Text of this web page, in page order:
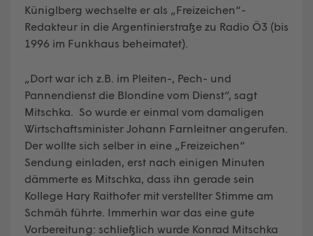
Küniglberg wechselte er als „Freizeichen“-
Redakteur in die Argentinierstraße zu Radio Ö3 (bis
1996 im Funkhaus beheimatet).
„Dort war ich z.B. im Pleiten-, Pech- und
Pannendienst die Blondine vom Dienst“, sagt
Mitschka. So wurde er einmal vom damaligen
Wirtschaftsminister Johann Farnleitner angerufen.
Der wollte sich selber in eine „Freizeichen“
Sendung einladen, erst nach einigen Minuten
dämmerte es Mitschka, dass ihn gerade sein
Kollege Hary Raithofer mit verstellter Stimme am
Schmäh führte. Immerhin war das eine gute
Vorbereitung: schließlich wurde Konrad Mitschka